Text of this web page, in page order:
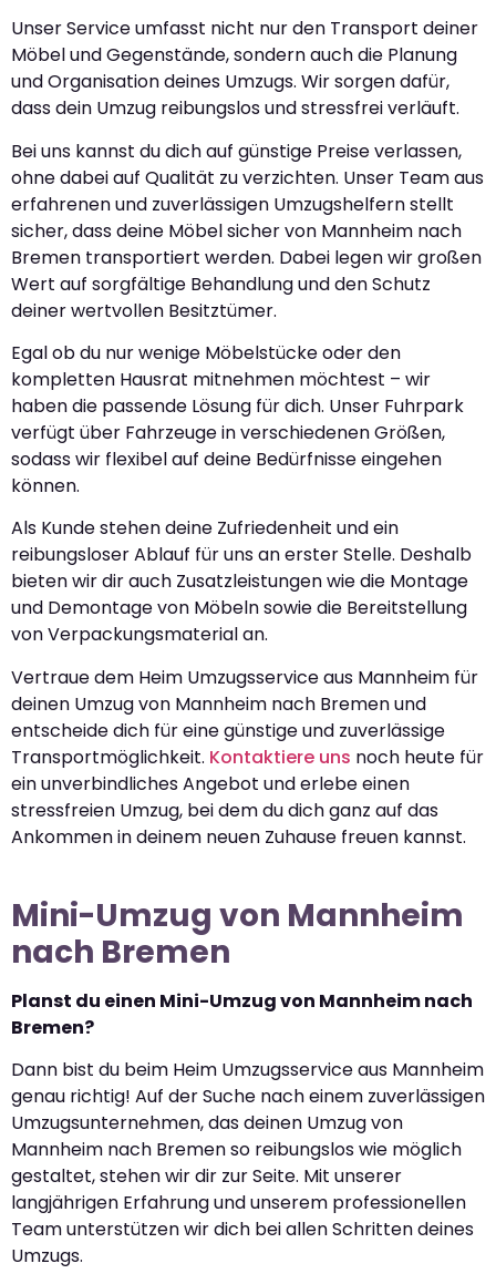
Unser Service umfasst nicht nur den Transport deiner
Möbel und Gegenstände, sondern auch die Planung
und Organisation deines Umzugs. Wir sorgen dafür,
dass dein Umzug reibungslos und stressfrei verläuft.
Bei uns kannst du dich auf günstige Preise verlassen,
ohne dabei auf Qualität zu verzichten. Unser Team aus
erfahrenen und zuverlässigen Umzugshelfern stellt
sicher, dass deine Möbel sicher von Mannheim nach
Bremen transportiert werden. Dabei legen wir großen
Wert auf sorgfältige Behandlung und den Schutz
deiner wertvollen Besitztümer.
Egal ob du nur wenige Möbelstücke oder den
kompletten Hausrat mitnehmen möchtest – wir
haben die passende Lösung für dich. Unser Fuhrpark
verfügt über Fahrzeuge in verschiedenen Größen,
sodass wir flexibel auf deine Bedürfnisse eingehen
können.
Als Kunde stehen deine Zufriedenheit und ein
reibungsloser Ablauf für uns an erster Stelle. Deshalb
bieten wir dir auch Zusatzleistungen wie die Montage
und Demontage von Möbeln sowie die Bereitstellung
von Verpackungsmaterial an.
Vertraue dem Heim Umzugsservice aus Mannheim für
deinen Umzug von Mannheim nach Bremen und
entscheide dich für eine günstige und zuverlässige
Transportmöglichkeit. Kontaktiere uns noch heute für
ein unverbindliches Angebot und erlebe einen
stressfreien Umzug, bei dem du dich ganz auf das
Ankommen in deinem neuen Zuhause freuen kannst.
Mini-Umzug von Mannheim
nach Bremen
Planst du einen Mini-Umzug von Mannheim nach
Bremen?
Dann bist du beim Heim Umzugsservice aus Mannheim
genau richtig! Auf der Suche nach einem zuverlässigen
Umzugsunternehmen, das deinen Umzug von
Mannheim nach Bremen so reibungslos wie möglich
gestaltet, stehen wir dir zur Seite. Mit unserer
langjährigen Erfahrung und unserem professionellen
Team unterstützen wir dich bei allen Schritten deines
Umzugs.